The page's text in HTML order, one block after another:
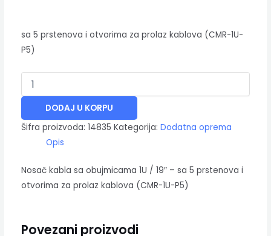
sa 5 prstenova i otvorima za prolaz kablova (CMR-1U-
P5)
DODAJ U KORPU
Šifra proizvoda: 14835 Kategorija: Dodatna oprema
Opis
Nosač kabla sa obujmicama 1U / 19″ – sa 5 prstenova i
otvorima za prolaz kablova (CMR-1U-P5)
Povezani proizvodi